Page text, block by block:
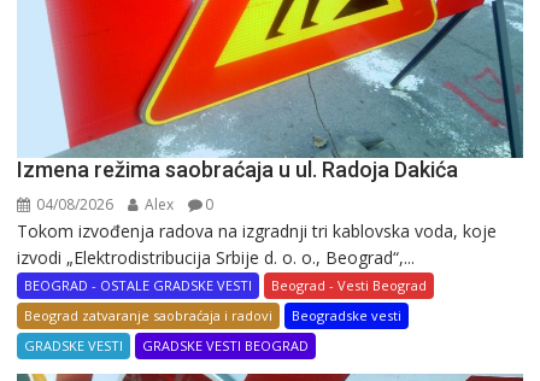
Izmena režima saobraćaja u ul. Radoja Dakića
04/08/2026 Alex 0
Tokom izvođenja radova na izgradnji tri kablovska voda, koje
izvodi „Elektrodistribucija Srbije d. o. o., Beograd“,...
BEOGRAD - OSTALE GRADSKE VESTI
Beograd - Vesti Beograd
Beograd zatvaranje saobraćaja i radovi
Beogradske vesti
GRADSKE VESTI
GRADSKE VESTI BEOGRAD